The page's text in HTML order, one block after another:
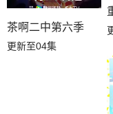
茶啊二中第六季
更新至04集